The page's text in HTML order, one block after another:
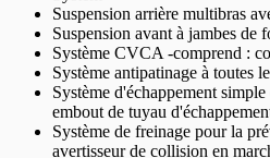
Suspension arrière multibras
Suspension avant à jambes de
Système CVCA -comprend :
Système antipatinage à toutes
Système d'échappement
embout de tuyau
Système de freinage pour la
avertisseur de collision en